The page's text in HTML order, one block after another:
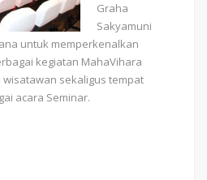
Graha
Sakyamuni
untuk memperkenalkan
kegiatan MahaVihara
sekaligus tempat
acara Seminar.